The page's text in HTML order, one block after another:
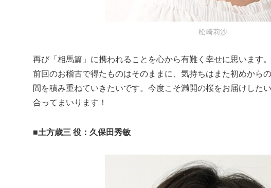
松崎莉沙
再び「相馬篇」に携われることを心から有難く幸せに思います。
前回のお稽古で得たものはそのままに、気持ちはまた初めから
間を積み重ねていきたいです。今度こそ満開の桜をお届けし
合ってまいります！
■土方歳三 役：久保田秀敏